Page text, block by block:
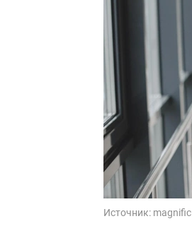
Источник: magnific